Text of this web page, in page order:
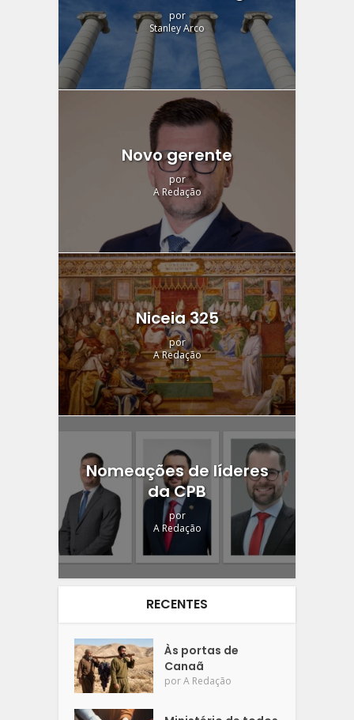
por
Stanley Arco
Novo gerente
por
A Redação
Niceia 325
por
A Redação
Nomeações de líderes
da CPB
por
A Redação
RECENTES
Às portas de
Canaã
porA Redação